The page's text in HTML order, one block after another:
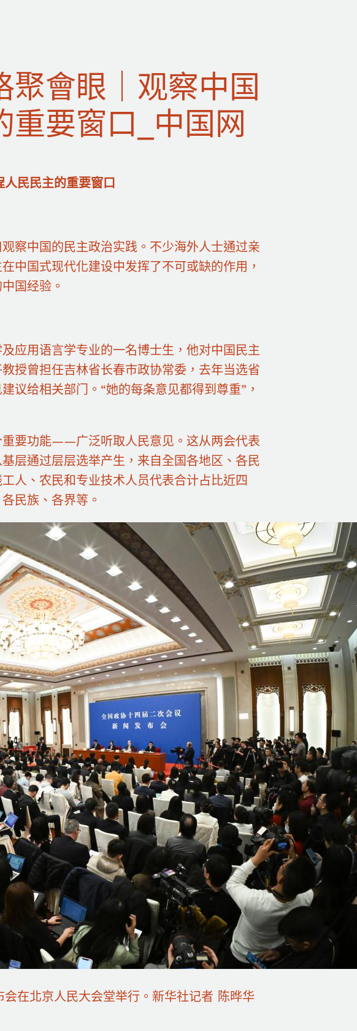
聚會眼｜观察中国
重要窗口_中国网
民民主的重要窗口
察中国的民主政治实践。不少海外人士通过亲
中国式现代化建设中发挥了不可或缺的作用，
国经验。
应用语言学专业的一名博士生，他对中国民主
授曾担任吉林省长春市政协常委，去年当选省
议给相关部门。“她的每条意见都得到尊重”，
要功能——广泛听取人民意见。这从两会代表
层通过层层选举产生，来自全国各地区、各民
人、农民和专业技术人员代表合计占比近四
民族、各界等。
在北京人民大会堂举行。新华社记者 陈晔华